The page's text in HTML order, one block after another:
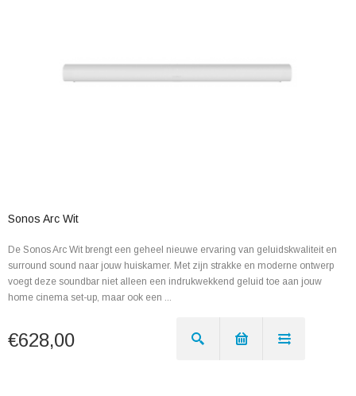
Sonos Arc Wit
De Sonos Arc Wit brengt een geheel nieuwe ervaring van geluidskwaliteit en
surround sound naar jouw huiskamer. Met zijn strakke en moderne ontwerp
voegt deze soundbar niet alleen een indrukwekkend geluid toe aan jouw
home cinema set-up, maar ook een ...
€628,00